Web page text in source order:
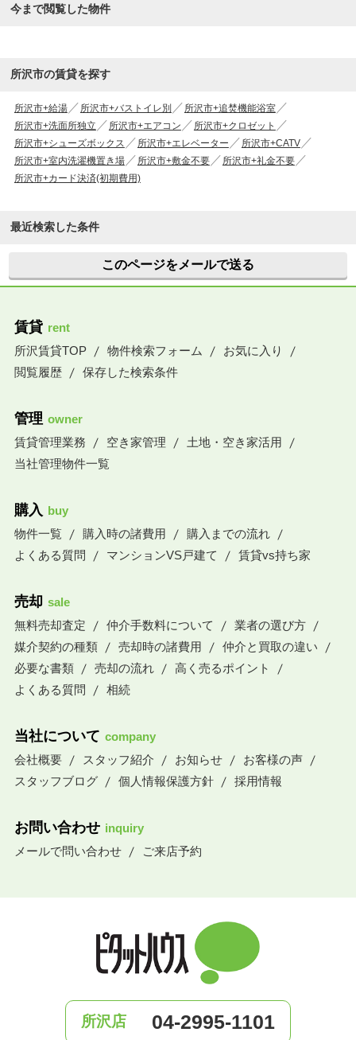
今まで閲覧した物件
所沢市の賃貸を探す
所沢市+給湯 所沢市+バストイレ別
所沢市+追焚機能浴室
所沢市+洗面所独立
所沢市+エアコン
所沢市+クロゼット
所沢市+シューズボックス
所沢市+エレベーター
所沢市+CATV
所沢市+室内洗濯機置き場
所沢市+敷金不要
所沢市+礼金不要
所沢市+カード決済(初期費用)
最近検索した条件
このページをメールで送る
賃貸 rent
所沢賃貸TOP
物件検索フォーム
お気に入り
閲覧履歴
保存した検索条件
管理 owner
賃貸管理業務
空き家管理
土地・空き家活用
当社管理物件一覧
購入 buy
物件一覧
購入時の諸費用
購入までの流れ
よくある質問
マンションVS戸建て 賃貸vs持ち家
売却 sale
無料売却査定
仲介手数料について
業者の選び方
媒介契約の種類
売却時の諸費用
仲介と買取の違い
必要な書類
売却の流れ
高く売るポイント
よくある質問
相続
当社について company
会社概要
スタッフ紹介 お知らせ
お客様の声
スタッフブログ
個人情報保護方針 採用情報
お問い合わせ inquiry
メールで問い合わせ
ご来店予約
所沢店 04-2995-1101